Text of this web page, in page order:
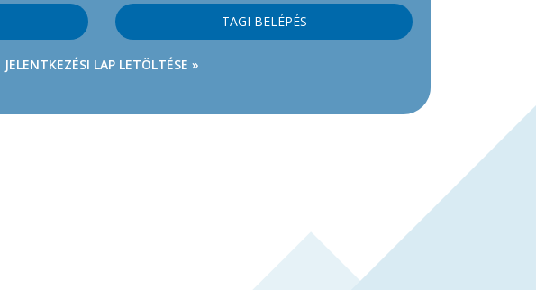
TAGI BELÉPÉS
JELENTKEZÉSI LAP LETÖLTÉSE »